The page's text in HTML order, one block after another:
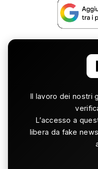
Il lavoro dei nostri
L’accesso a
libera da fake